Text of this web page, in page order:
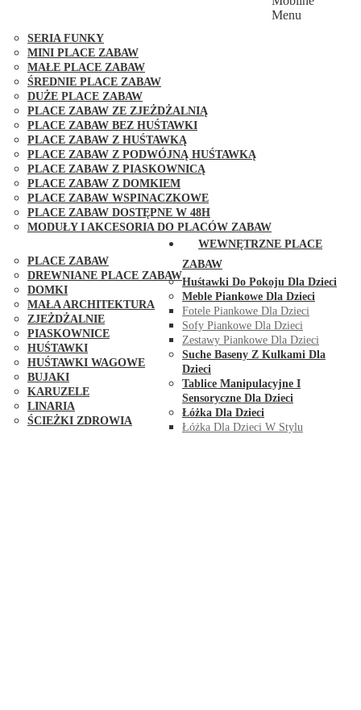
SERIA FUNKY
MINI PLACE ZABAW
MAŁE PLACE ZABAW
ŚREDNIE PLACE ZABAW
DUŻE PLACE ZABAW
PLACE ZABAW ZE ZJEŻDŻALNIĄ
PLACE ZABAW BEZ HUŚTAWKI
PLACE ZABAW Z HUŚTAWKĄ
PLACE ZABAW Z PODWÓJNĄ HUŚTAWKĄ
PLACE ZABAW Z PIASKOWNICĄ
PLACE ZABAW Z DOMKIEM
PLACE ZABAW WSPINACZKOWE
PLACE ZABAW DOSTĘPNE W 48H
MODUŁY I AKCESORIA DO PLACÓW ZABAW
PLACE ZABAW
DREWNIANE PLACE ZABAW
DOMKI
MAŁA ARCHITEKTURA
ZJEŻDŻALNIE
PIASKOWNICE
HUŚTAWKI
HUŚTAWKI WAGOWE
BUJAKI
KARUZELE
LINARIA
ŚCIEŻKI ZDROWIA
Menu
WEWNĘTRZNE PLACE
ZABAW
Huśtawki Do Pokoju Dla Dzieci
Meble Piankowe Dla Dzieci
Fotele Piankowe Dla Dzieci
Sofy Piankowe Dla Dzieci
Zestawy Piankowe Dla Dzieci
Suche Baseny Z Kulkami Dla
Dzieci
Tablice Manipulacyjne I
Sensoryczne Dla Dzieci
Łóżka Dla Dzieci
Łóżka Dla Dzieci W Stylu